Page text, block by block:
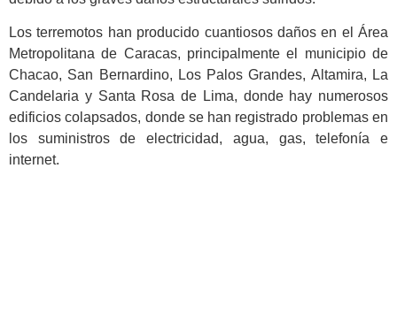
Los terremotos han producido cuantiosos daños en el Área
Metropolitana de Caracas, principalmente el municipio de
Chacao, San Bernardino, Los Palos Grandes, Altamira, La
Candelaria y Santa Rosa de Lima, donde hay numerosos
edificios colapsados, donde se han registrado problemas en
los suministros de electricidad, agua, gas, telefonía e
internet.